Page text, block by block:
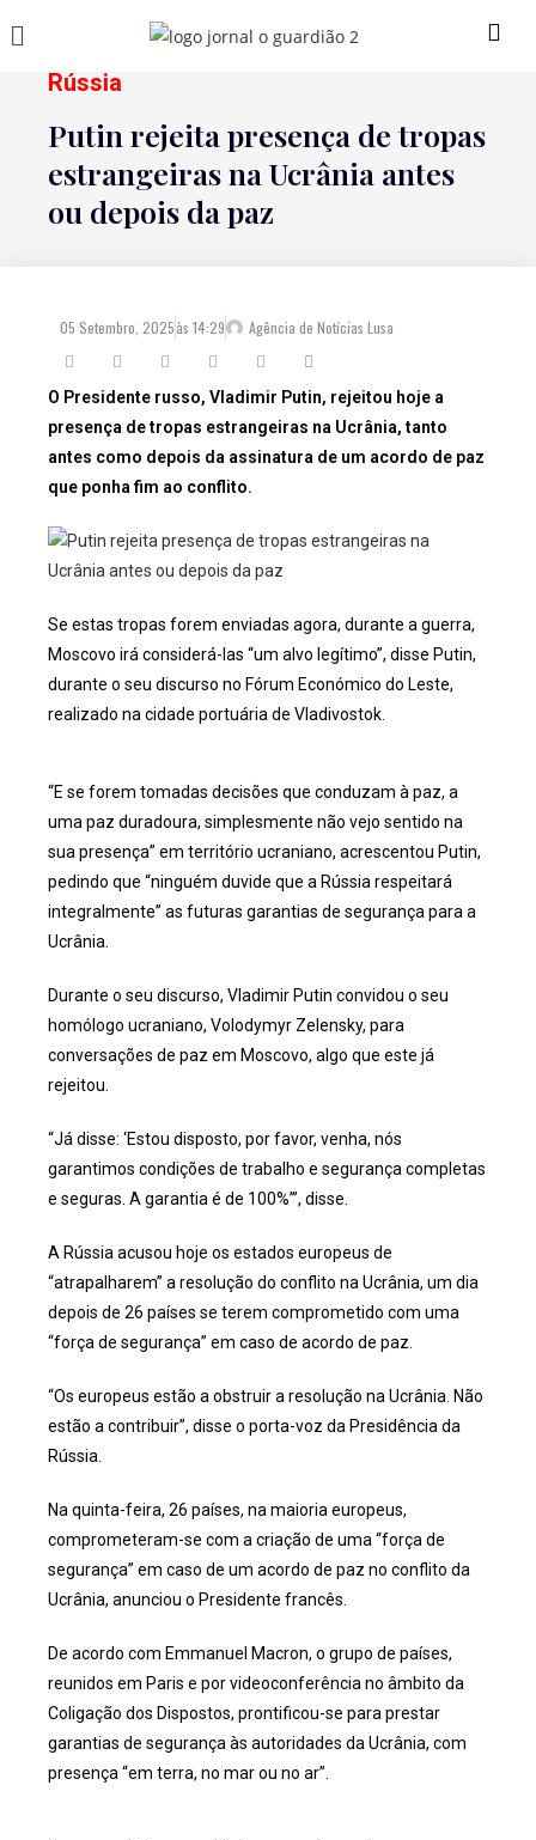
Rússia
Putin rejeita presença de tropas
estrangeiras na Ucrânia antes
ou depois da paz
05 Setembro, 2025às 14:29 Agência de Notícias Lusa
O Presidente russo, Vladimir Putin, rejeitou hoje a
presença de tropas estrangeiras na Ucrânia, tanto
antes como depois da assinatura de um acordo de paz
que ponha fim ao conflito.
Se estas tropas forem enviadas agora, durante a guerra,
Moscovo irá considerá-las “um alvo legítimo”, disse Putin,
durante o seu discurso no Fórum Económico do Leste,
realizado na cidade portuária de Vladivostok.
“E se forem tomadas decisões que conduzam à paz, a
uma paz duradoura, simplesmente não vejo sentido na
sua presença” em território ucraniano, acrescentou Putin,
pedindo que “ninguém duvide que a Rússia respeitará
integralmente” as futuras garantias de segurança para a
Ucrânia.
Durante o seu discurso, Vladimir Putin convidou o seu
homólogo ucraniano, Volodymyr Zelensky, para
conversações de paz em Moscovo, algo que este já
rejeitou.
“Já disse: ‘Estou disposto, por favor, venha, nós
garantimos condições de trabalho e segurança completas
e seguras. A garantia é de 100%’”, disse.
A Rússia acusou hoje os estados europeus de
“atrapalharem” a resolução do conflito na Ucrânia, um dia
depois de 26 países se terem comprometido com uma
“força de segurança” em caso de acordo de paz.
“Os europeus estão a obstruir a resolução na Ucrânia. Não
estão a contribuir”, disse o porta-voz da Presidência da
Rússia.
Na quinta-feira, 26 países, na maioria europeus,
comprometeram-se com a criação de uma “força de
segurança” em caso de um acordo de paz no conflito da
Ucrânia, anunciou o Presidente francês.
De acordo com Emmanuel Macron, o grupo de países,
reunidos em Paris e por videoconferência no âmbito da
Coligação dos Dispostos, prontificou-se para prestar
garantias de segurança às autoridades da Ucrânia, com
presença “em terra, no mar ou no ar”.